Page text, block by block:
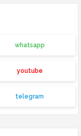
whatsapp
youtube
telegram